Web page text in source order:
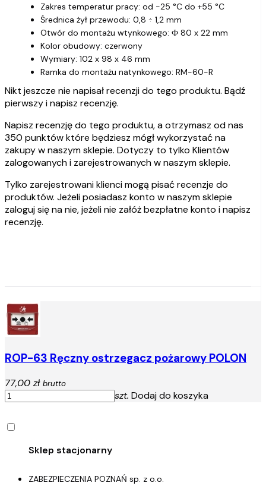
Zakres temperatur pracy: od -25 °C do +55 °C
Średnica żył przewodu: 0,8 ÷ 1,2 mm
Otwór do montażu wtynkowego: Ф 80 x 22 mm
Kolor obudowy: czerwony
Wymiary: 102 x 98 x 46 mm
Ramka do montażu natynkowego: RM-60-R
Nikt jeszcze nie napisał recenzji do tego produktu. Bądź
pierwszy i napisz recenzję.
Napisz recenzję do tego produktu, a otrzymasz od nas
350 punktów które będziesz mógł wykorzystać na
zakupy w naszym sklepie. Dotyczy to tylko Klientów
zalogowanych i zarejestrowanych w naszym sklepie.
Tylko zarejestrowani klienci mogą pisać recenzje do
produktów. Jeżeli posiadasz konto w naszym sklepie
zaloguj się na nie, jeżeli nie załóż bezpłatne konto i napisz
recenzję.
ROP-63 Ręczny ostrzegacz pożarowy POLON
77,00 zł brutto
szt. Dodaj do koszyka
ZABEZPIECZENIA POZNAŃ sp. z o.o.